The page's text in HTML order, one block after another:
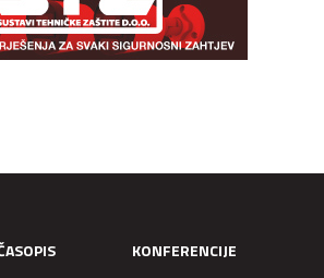
KONFERENCIJE